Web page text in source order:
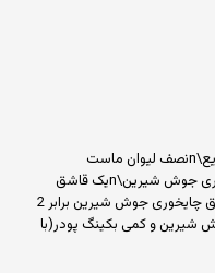
2 عدد تخم مرغ\n4 قاشق سوپخوری روغن مایع\nنصف لیوان ماست
غلیظ\nنصف لیوان شیر\nنصف قاشق مرباخوری جوش شیرین\nیک قاشق
چایخوری نمک\nحدود نیم کیلو آرد\n\n1 قاشق چایخوری جوش شیرین برابر 2
شیرین و کمی بکینگ پودر(با